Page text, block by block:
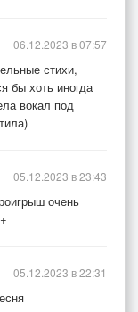
стихи,
бы хоть иногда
вокал под
06.12.2023 в 07:57
очень
05.12.2023 в 23:43
05.12.2023 в 22:31